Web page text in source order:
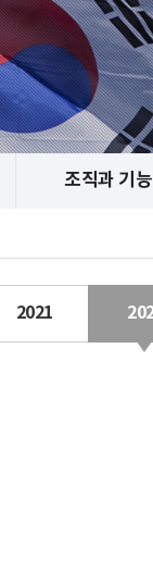
조직과 기능
2021